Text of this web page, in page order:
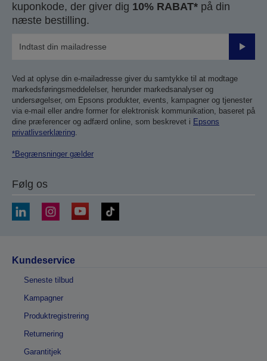
kuponkode, der giver dig 10% RABAT* på din
næste bestilling.
Send
Ved at oplyse din e-mailadresse giver du samtykke til at modtage
markedsføringsmeddelelser, herunder markedsanalyser og
undersøgelser, om Epsons produkter, events, kampagner og tjenester
via e-mail eller andre former for elektronisk kommunikation, baseret på
dine præferencer og adfærd online, som beskrevet i Epsons
privatlivserklæring.
*Begrænsninger gælder
Følg os
Kundeservice
Seneste tilbud
Kampagner
Produktregistrering
Returnering
Garantitjek